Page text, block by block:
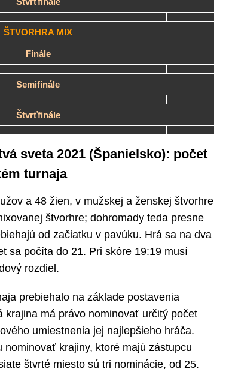
ŠTVORHRA MIX
Finále
Semifinále
Štvrťfinále
sveta 2021 (Španielsko): počet
turnaja
a 48 žien, v mužskej a ženskej štvorhre
štvorhre; dohromady teda presne
od začiatku v pavúku. Hrá sa na dva
sa počíta do 21. Pri skóre 19:19 musí
rozdiel.
prebiehalo na základe postavenia
krajina má právo nominovať určitý počet
umiestnenia jej najlepšieho hráča.
krajiny, ktoré majú zástupcu
štvrté miesto sú tri nominácie, od 25.